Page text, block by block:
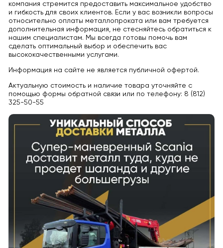
компания стремится предоставить максимальное удобство
и гибкость для своих клиентов. Если у вас возникли вопросы
относительно оплаты металлопроката или вам требуется
дополнительная информация, не стесняйтесь обратиться к
нашим специалистам. Мы всегда готовы помочь вам
сделать оптимальный выбор и обеспечить вас
высококачественными услугами.
Информация на сайте не является публичной офертой.
Актуальную стоимость и наличие товара уточняйте с
помощью формы обратной связи или по телефону: 8 (812)
325-50-55